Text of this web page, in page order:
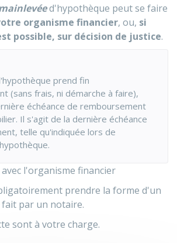
d'hypothèque peut se faire
organisme financier, ou, si
possible, sur décision de justice.
prend fin
(sans frais, ni démarche à faire),
échéance de remboursement
Il s'agit de la dernière échéance
telle qu'indiquée lors de
avec l'organisme financier
prendre la forme d'un
fait par un notaire.
sont à votre charge.